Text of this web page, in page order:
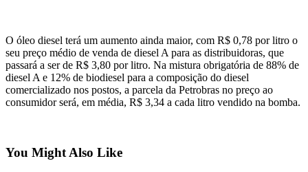
O óleo diesel terá um aumento ainda maior, com R$ 0,78 por litro o
seu preço médio de venda de diesel A para as distribuidoras, que
passará a ser de R$ 3,80 por litro. Na mistura obrigatória de 88% de
diesel A e 12% de biodiesel para a composição do diesel
comercializado nos postos, a parcela da Petrobras no preço ao
consumidor será, em média, R$ 3,34 a cada litro vendido na bomba.
You Might Also Like